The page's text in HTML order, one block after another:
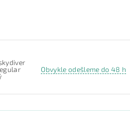
Obvykle odešleme do 48 h